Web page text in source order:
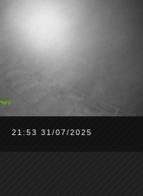
21:53 31/07/2025